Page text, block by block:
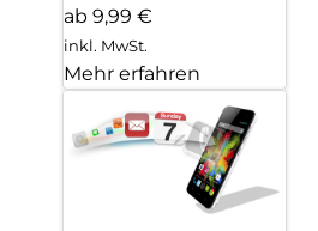
ab 9,99 €
inkl. MwSt.
Mehr erfahren